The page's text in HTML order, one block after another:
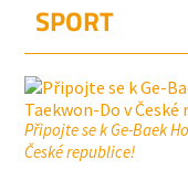
SPORT
Připojte se k Ge-Baek
České republice!